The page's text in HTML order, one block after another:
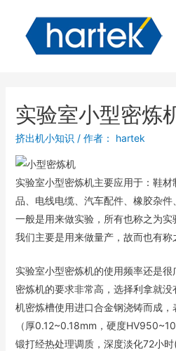
实验室小型密炼
挤出机小知识 / 作者： hartek
实验室小型密炼机主要应用于：鞋
品、电线电缆、汽车配件、橡胶杂
一般是用来做实验，所有也称之为
我们主要是用来做量产，故而也有称
实验室小型密炼机的使用频率还是
密炼机的要求非常高，选择利拿就
机密炼槽使用进口合金钢浇铸而成
（厚0.12~0.18mm，硬度
锻打经热处理调质，深度淡化72小